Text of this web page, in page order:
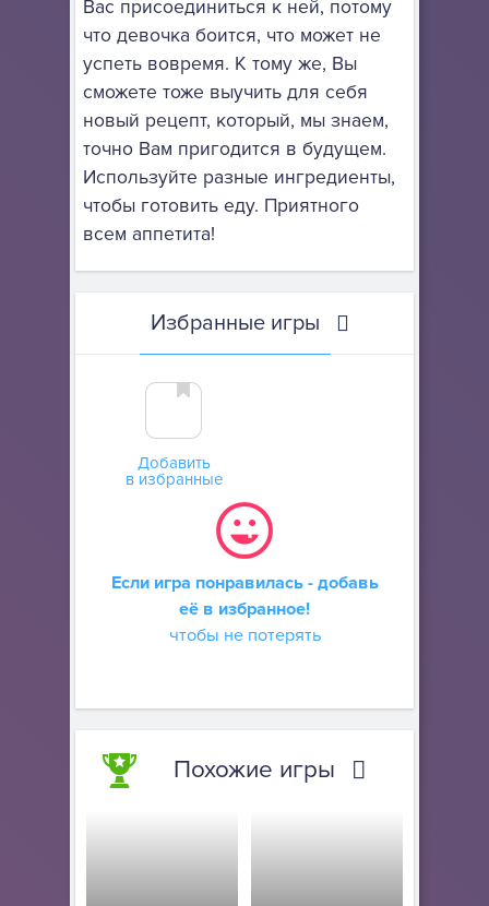
Вас присоединиться к ней, потому
что девочка боится, что может не
успеть вовремя. К тому же, Вы
сможете тоже выучить для себя
новый рецепт, который, мы знаем,
точно Вам пригодится в будущем.
Используйте разные ингредиенты,
чтобы готовить еду. Приятного
всем аппетита!
Избранные игры
Добавить
в избранные
Если игра понравилась - добавь
её в избранное!
чтобы не потерять
Похожие игры